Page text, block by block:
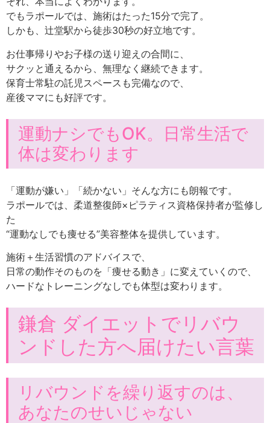
でもラポールでは、施術はたった15分で完了。
しかも、辻堂駅から徒歩30秒の好立地です。
お仕事帰りやお子様の送り迎えの合間に、
サクッと通えるから、無理なく継続できます。
保育士常駐の託児スペースも完備なので、
産後ママにも好評です。
運動ナシでもOK。日常生活で
体は変わります
「運動が嫌い」「続かない」そんな方にも朗報です。
ラポールでは、柔道整復師×ピラティス資格保持者が監修し
た
“運動なしでも痩せる”美容整体を提供しています。
施術＋生活習慣のアドバイスで、
日常の動作そのものを「痩せる動き」に変えていくので、
ハードなトレーニングなしでも体型は変わります。
鎌倉 ダイエットでリバウ
ンドした方へ届けたい言葉
リバウンドを繰り返すのは、
あなたのせいじゃない